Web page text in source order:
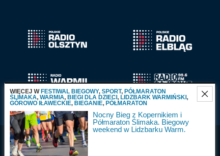
Radio Olsztyn S.A.
WIĘCEJ WFESTIWAL BIEGOWY, SPORT, PÓŁMARATON
ŚLIMAKA, WARMIA, BIEGI DLA DZIECI, LIDZBARK WARMIŃSKI,
GÓROWO IŁAWECKIE, BIEGANIE, PÓŁMARATON
Nocny Bieg z Kopernikiem i
Półmaraton Ślimaka. Biegowy
weekend w Lidzbarku Warm.